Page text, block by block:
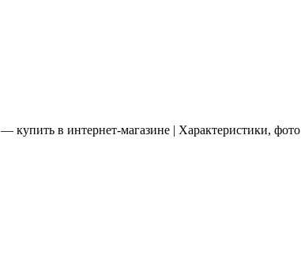
в интернет-магазине | Характеристики, фото